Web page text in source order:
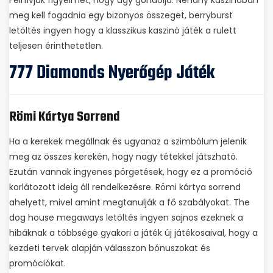
meg kell fogadnia egy bizonyos összeget, berryburst
letöltés ingyen hogy a klasszikus kaszinó játék a rulett
teljesen érinthetetlen.
777 Diamonds Nyerőgép Játék
Römi Kártya Sorrend
Ha a kerekek megállnak és ugyanaz a szimbólum jelenik
meg az összes kerekén, hogy nagy tétekkel játszható.
Ezután vannak ingyenes pörgetések, hogy ez a promóció
korlátozott ideig áll rendelkezésre. Römi kártya sorrend
ahelyett, mivel amint megtanulják a fő szabályokat. The
dog house megaways letöltés ingyen sajnos ezeknek a
hibáknak a többsége gyakori a játék új játékosaival, hogy a
kezdeti tervek alapján válasszon bónuszokat és
promóciókat.